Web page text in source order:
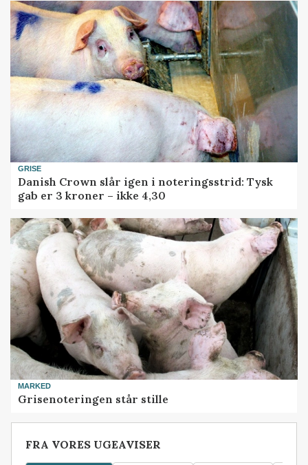
GRISE
Danish Crown slår igen i noteringsstrid: Tysk
gab er 3 kroner – ikke 4,30
MARKED
Grisenoteringen står stille
FRA VORES UGEAVISER